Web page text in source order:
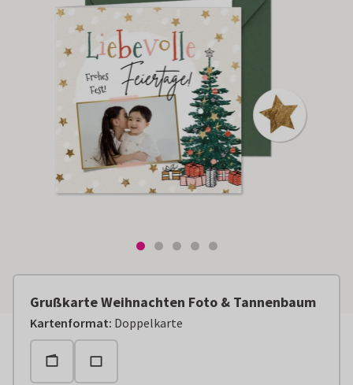
Grußkarte Weihnachten Foto & Tannenbaum
Kartenformat: Doppelkarte